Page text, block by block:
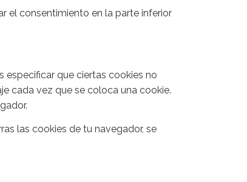
el consentimiento en la parte inferior
especificar que ciertas cookies no
cada vez que se coloca una cookie.
las cookies de tu navegador, se